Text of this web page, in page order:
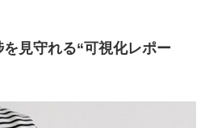
見守れる“可視化レポー